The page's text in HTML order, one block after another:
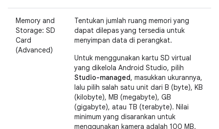
Memory and
Storage: SD
Card
(Advanced)
Tentukan jumlah ruang memori yang
dapat dilepas yang tersedia untuk
menyimpan data di perangkat.
Untuk menggunakan kartu SD virtual
yang dikelola Android Studio, pilih
Studio-managed, masukkan ukurannya,
lalu pilih salah satu unit dari B (byte), KB
(kilobyte), MB (megabyte), GB
(gigabyte), atau TB (terabyte). Nilai
minimum yang disarankan untuk
menggunakan kamera adalah 100 MB.